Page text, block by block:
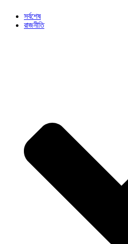
সর্বশেষ
রাজনীতি